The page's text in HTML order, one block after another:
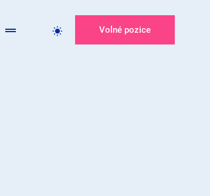
Volné pozice